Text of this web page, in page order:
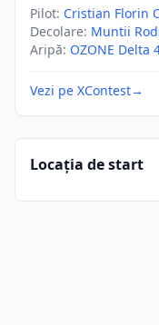
Pilot: Cristian Florin
Decolare: Muntii
Aripă: OZONE Delta
Vezi pe XContest→
Locația de start